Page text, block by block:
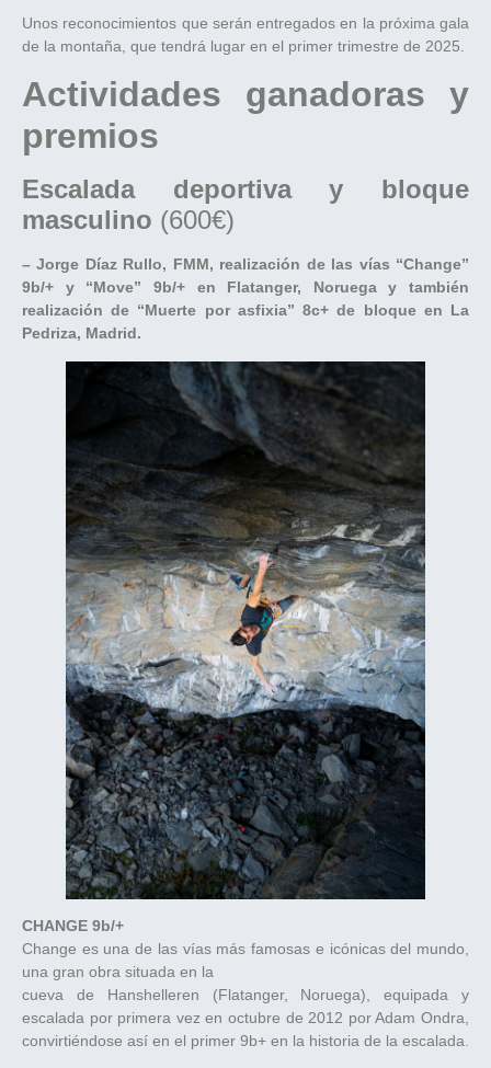
Unos reconocimientos que serán entregados en la próxima gala
de la montaña, que tendrá lugar en el primer trimestre de 2025.
Actividades ganadoras y
premios
Escalada deportiva y bloque
masculino (600€)
– Jorge Díaz Rullo, FMM, realización de las vías “Change”
9b/+ y “Move” 9b/+ en Flatanger, Noruega y también
realización de “Muerte por asfixia” 8c+ de bloque en La
Pedriza, Madrid.
CHANGE 9b/+
Change es una de las vías más famosas e icónicas del mundo,
una gran obra situada en la
cueva de Hanshelleren (Flatanger, Noruega), equipada y
escalada por primera vez en octubre de 2012 por Adam Ondra,
convirtiéndose así en el primer 9b+ en la historia de la escalada.